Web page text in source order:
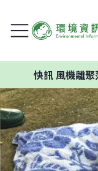
風機離聚落、學